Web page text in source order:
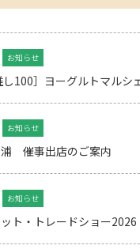
お知らせ
100］ヨーグルトマルシ
お知らせ
催事出店のご案内
お知らせ
ト・トレードショー